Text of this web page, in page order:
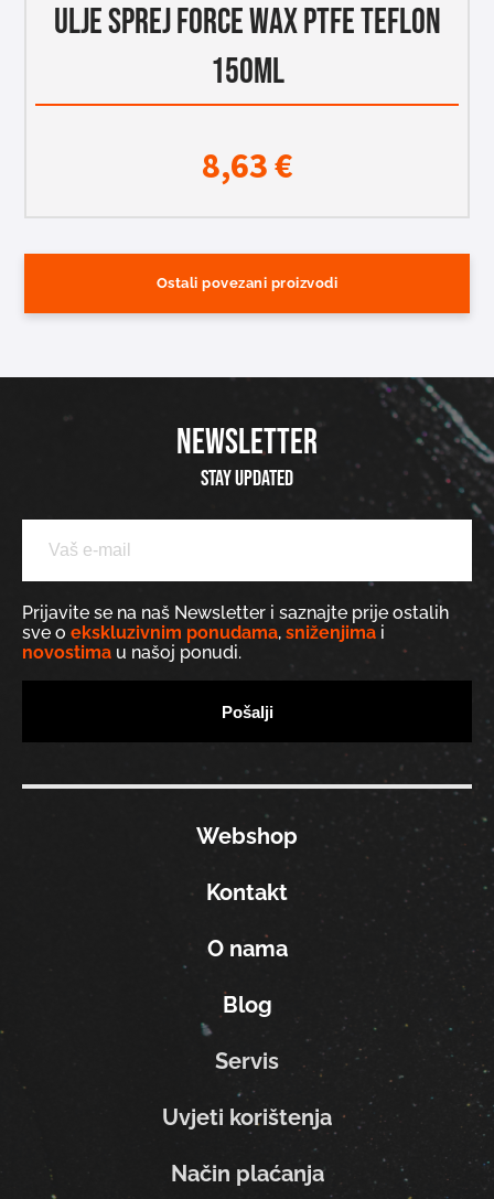
ULJE SPREJ FORCE WAX PTFE TEFLON
150ML
8,63€
Ostali povezani proizvodi
NEWSLETTER
Stay updated
Prijavite se na naš Newsletter i saznajte prije ostalih
sve o ekskluzivnim ponudama, sniženjima i
novostima u našoj ponudi.
Webshop
Kontakt
O nama
Blog
Servis
Uvjeti korištenja
Način plaćanja